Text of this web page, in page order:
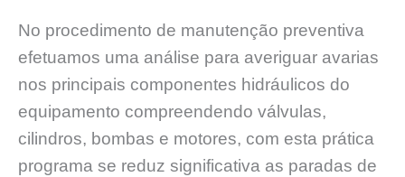
No procedimento de manutenção preventiva
efetuamos uma análise para averiguar avarias
nos principais componentes hidráulicos do
equipamento compreendendo válvulas,
cilindros, bombas e motores, com esta prática
programa se reduz significativa as paradas de